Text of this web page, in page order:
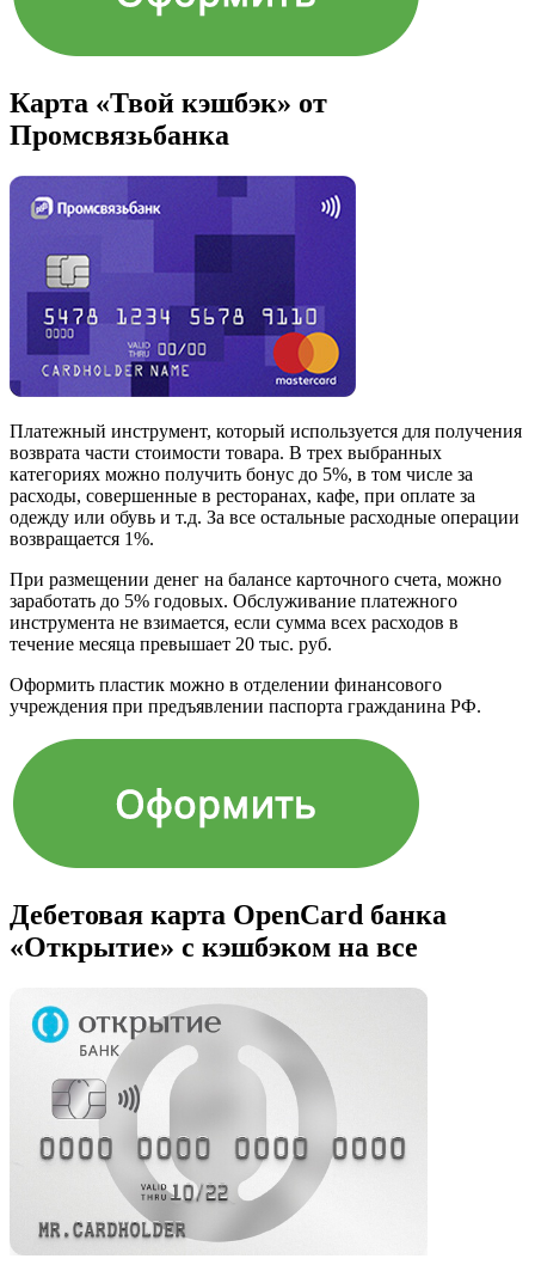
Карта «Твой кэшбэк» от
Промсвязьбанка
Платежный инструмент, который используется для получения
возврата части стоимости товара. В трех выбранных
категориях можно получить бонус до 5%, в том числе за
расходы, совершенные в ресторанах, кафе, при оплате за
одежду или обувь и т.д. За все остальные расходные операции
возвращается 1%.
При размещении денег на балансе карточного счета, можно
заработать до 5% годовых. Обслуживание платежного
инструмента не взимается, если сумма всех расходов в
течение месяца превышает 20 тыс. руб.
Оформить пластик можно в отделении финансового
учреждения при предъявлении паспорта гражданина РФ.
Дебетовая карта OpenCard банка
«Открытие» с кэшбэком на все